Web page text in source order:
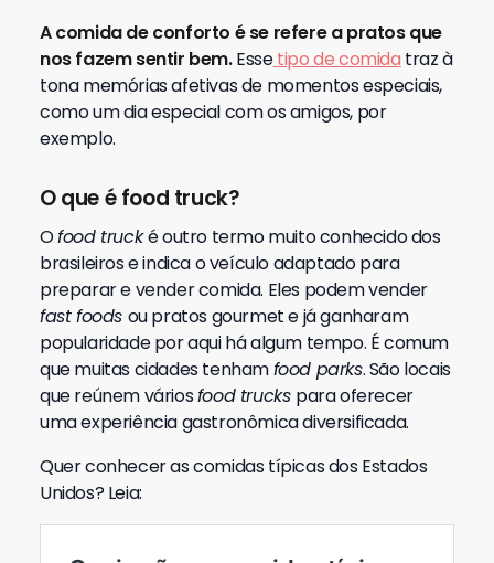
A comida de conforto é se refere a pratos que
nos fazem sentir bem.Essetipo de comida traz à
tona memórias afetivas de momentos especiais,
como um dia especial com os amigos, por
exemplo.
O que é food truck?
Ofood trucké outro termo muito conhecido dos
brasileiros e indica o veículo adaptado para
preparar e vender comida. Eles podem vender
fast foods ou pratos gourmet e já ganharam
popularidade por aqui há algum tempo. É comum
que muitas cidades tenhamfood parks. São locais
que reúnem váriosfood trucks para oferecer
uma experiência gastronômica diversificada.
Quer conhecer as comidas típicas dos Estados
Unidos? Leia: